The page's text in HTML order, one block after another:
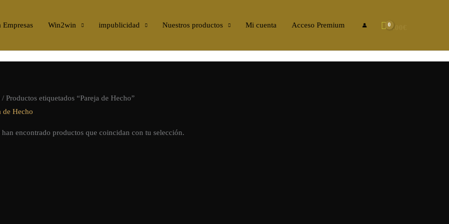
Empresas Win2win impublicidad Nuestros productos Mi cuenta Acceso Premium 0.00
/ Productos etiquetados “Pareja de Hecho”
de Hecho
han encontrado productos que coincidan con tu selección.